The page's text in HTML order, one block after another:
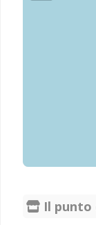
Il